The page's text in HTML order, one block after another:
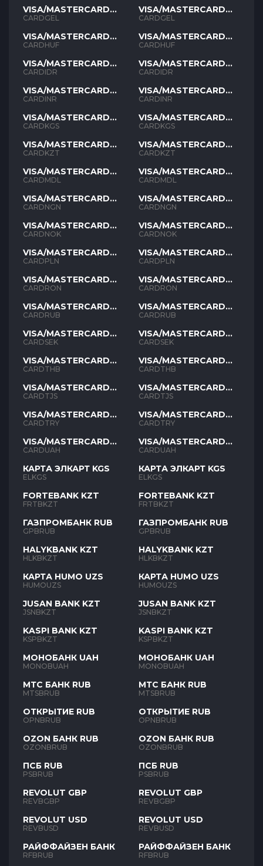
VISA/MASTERCARD
GEL
CARDGEL
VISA/MASTERCARD
HUF
CARDHUF
VISA/MASTERCARD
IDR
CARDIDR
VISA/MASTERCARD
INR
CARDINR
VISA/MASTERCARD
KGS
CARDKGS
VISA/MASTERCARD
KZT
CARDKZT
VISA/MASTERCARD
MDL
CARDMDL
VISA/MASTERCARD
NGN
CARDNGN
VISA/MASTERCARD
NOK
CARDNOK
VISA/MASTERCARD
PLN
CARDPLN
VISA/MASTERCARD
RON
CARDRON
VISA/MASTERCARD
RUB
CARDRUB
VISA/MASTERCARD
SEK
CARDSEK
VISA/MASTERCARD
THB
CARDTHB
VISA/MASTERCARD
TJS
CARDTJS
VISA/MASTERCARD
TYR
CARDTRY
VISA/MASTERCARD
UAH
CARDUAH
КАРТА ЭЛКАРТ KGS
ELKGS
FORTEBANK KZT
FRTBKZT
ГАЗПРОМБАНК RUB
GPBRUB
HALYKBANK KZT
HLKBKZT
КАРТА HUMO UZS
HUMOUZS
JUSAN BANK KZT
JSNBKZT
KASPI BANK KZT
KSPBKZT
МОНОБАНК UAH
MONOBUAH
МТС БАНК RUB
MTSBRUB
ОТКРЫТИЕ RUB
OPNBRUB
OZON БАНК RUB
OZONBRUB
ПСБ RUB
PSBRUB
REVOLUT GBP
REVBGBP
REVOLUT USD
REVBUSD
РАЙФФАЙЗЕН БАНК
RFBRUB
VISA/MASTERCARD
GEL
CARDGEL
VISA/MASTERCARD
HUF
CARDHUF
VISA/MASTERCARD
IDR
CARDIDR
VISA/MASTERCARD
INR
CARDINR
VISA/MASTERCARD
KGS
CARDKGS
VISA/MASTERCARD
KZT
CARDKZT
VISA/MASTERCARD
MDL
CARDMDL
VISA/MASTERCARD
NGN
CARDNGN
VISA/MASTERCARD
NOK
CARDNOK
VISA/MASTERCARD
PLN
CARDPLN
VISA/MASTERCARD
RON
CARDRON
VISA/MASTERCARD
RUB
CARDRUB
VISA/MASTERCARD
SEK
CARDSEK
VISA/MASTERCARD
THB
CARDTHB
VISA/MASTERCARD
TJS
CARDTJS
VISA/MASTERCARD
TYR
CARDTRY
VISA/MASTERCARD
UAH
CARDUAH
КАРТА ЭЛКАРТ KGS
ELKGS
FORTEBANK KZT
FRTBKZT
ГАЗПРОМБАНК RUB
GPBRUB
HALYKBANK KZT
HLKBKZT
КАРТА HUMO UZS
HUMOUZS
JUSAN BANK KZT
JSNBKZT
KASPI BANK KZT
KSPBKZT
МОНОБАНК UAH
MONOBUAH
МТС БАНК RUB
MTSBRUB
ОТКРЫТИЕ RUB
OPNBRUB
OZON БАНК RUB
OZONBRUB
ПСБ RUB
PSBRUB
REVOLUT GBP
REVBGBP
REVOLUT USD
REVBUSD
РАЙФФАЙЗЕН БАНК
RFBRUB